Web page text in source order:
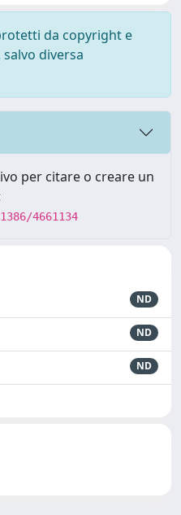
da copyright e
diversa
per citare o creare un
4661134
ND
ND
ND